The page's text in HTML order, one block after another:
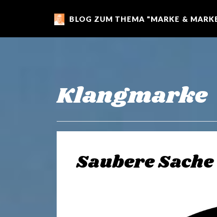
m
r
k
BLOG ZUM THEMA "MARKE &
Klangmarke
Saubere Sache